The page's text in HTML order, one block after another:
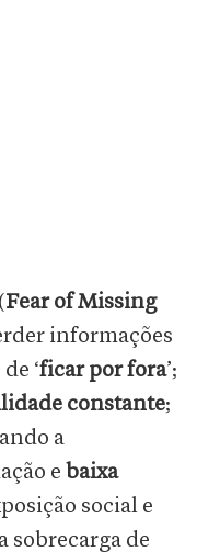
(Fear of Missing
informações
‘ficar por fora’;
constante;
a
e baixa
social e
sobrecarga de